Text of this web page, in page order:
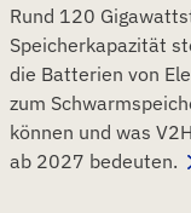
Rund 120
Speicherkapazität
die Batterien von
zum
können und was
ab 2027 bedeuten.